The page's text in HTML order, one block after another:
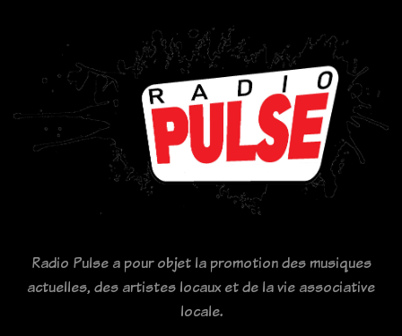
Radio Pulse a pour objet la promotion des musiques
actuelles, des artistes locaux et de la vie associative
locale.